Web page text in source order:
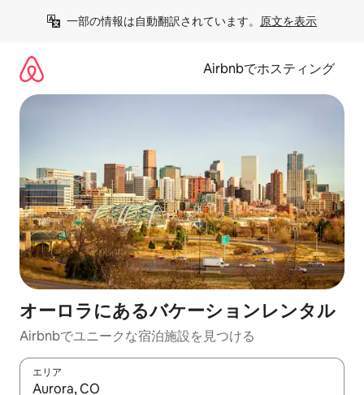
一部の情報は自動翻訳されています。 原文を表示
Airbnbでホスティング
オーロラにあるバケーションレンタル
Airbnbでユニークな宿泊施設を見つける
エリア
検索結果が表示されたら、上下の矢印キーを使って移動するか